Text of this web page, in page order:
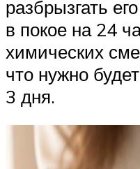
разбрызгать
в покое на 24
химических
что нужно
3 дня.